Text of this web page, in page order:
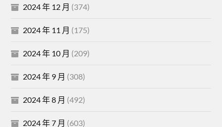
2024 年 12 月 (374)
2024 年 11 月 (175)
2024 年 10 月 (209)
2024 年 9 月 (308)
2024 年 8 月 (492)
2024 年 7 月 (603)